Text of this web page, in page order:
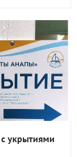
укрытиями